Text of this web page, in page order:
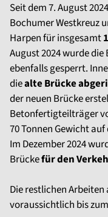
Seit dem 7. August
Bochumer Westkreuz
Harpen für insgesamt
August 2024 wurde
ebenfalls gesperrt.
diealte Brücke
der neuen Brücke
Betonfertigteilträger
70 Tonnen Gewicht
Im Dezember 2024
Brückefür den
Die restlichen
voraussichtlich bis